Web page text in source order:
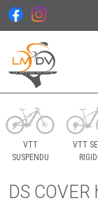
Le Marché du
VTT
SUSPENDU
VTT
DS